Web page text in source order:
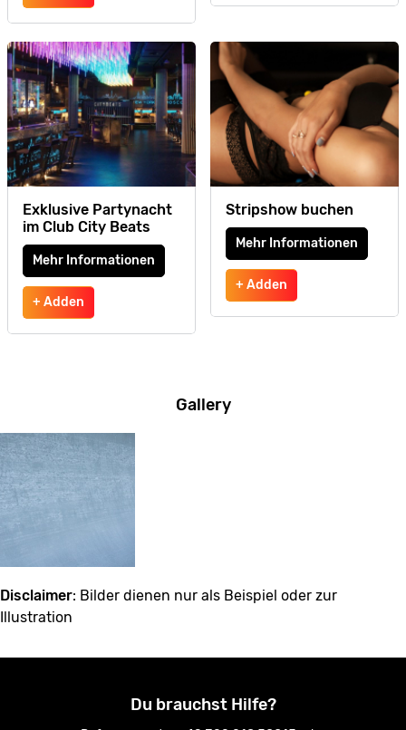
Exklusive Partynacht
im Club City Beats
Mehr Informationen
+ Adden
Stripshow buchen
Mehr Informationen
+ Adden
Gallery
Disclaimer: Bilder dienen nur als Beispiel oder zur
Illustration
Du brauchst Hilfe?